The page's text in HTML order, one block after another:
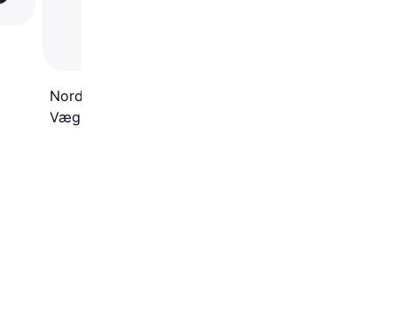
Nordlux Birk Single
Vægplafond